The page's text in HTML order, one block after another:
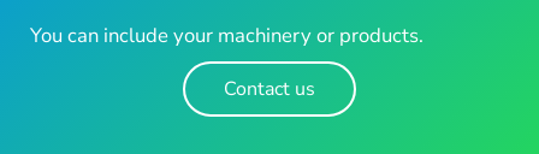
You can include your machinery or products.
Contact us